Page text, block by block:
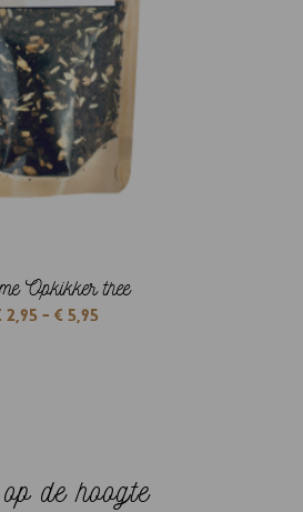
Opkikker thee
2,95 - € 5,95Prijsklasse:
de hoogte